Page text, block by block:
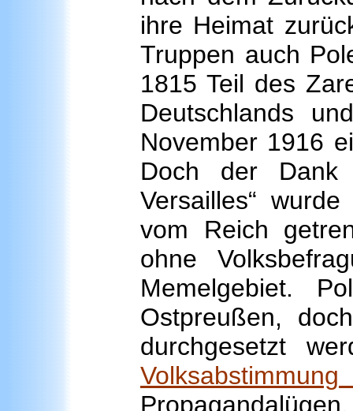
ihre Heimat
Truppen auch
1815 Teil des
Deutschlands
November 1916
Doch der
Versailles“
vom Reich
ohne
Memelgebiet.
Ostpreußen,
durchgesetzt